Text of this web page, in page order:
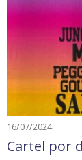
16/07/2024
Cartel por